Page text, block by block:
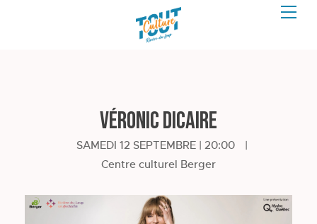
Véronic DiCaire
SAMEDI 12 SEPTEMBRE | 20:00
|
Centre culturel Berger